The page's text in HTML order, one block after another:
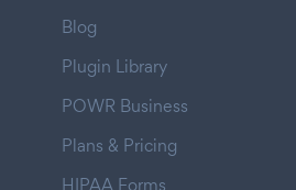
Blog
Plugin Library
POWR Business
Plans & Pricing
HIPAA Forms